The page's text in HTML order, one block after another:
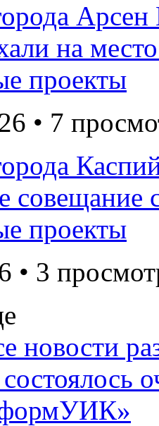
на
проекты
• 7
совещание
проекты
• 3
новости